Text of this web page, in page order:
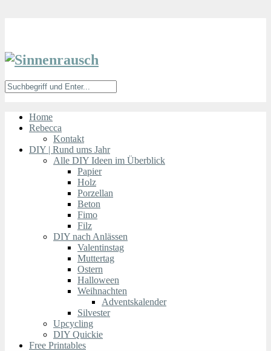
Home
Rebecca
Kontakt
DIY | Rund ums Jahr
Alle DIY Ideen im Überblick
Papier
Holz
Porzellan
Beton
Fimo
Filz
DIY nach Anlässen
Valentinstag
Muttertag
Ostern
Halloween
Weihnachten
Adventskalender
Silvester
Upcycling
DIY Quickie
Free Printables